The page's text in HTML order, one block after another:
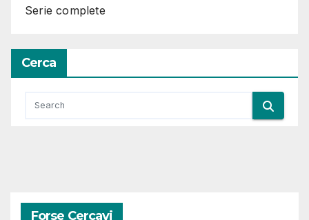
Serie complete
Cerca
Forse Cercavi